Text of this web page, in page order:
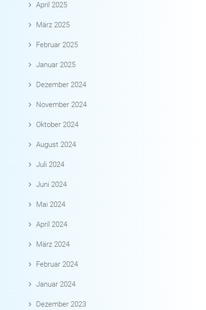
April 2025
März 2025
Februar 2025
Januar 2025
Dezember 2024
November 2024
Oktober 2024
August 2024
Juli 2024
Juni 2024
Mai 2024
April 2024
März 2024
Februar 2024
Januar 2024
Dezember 2023